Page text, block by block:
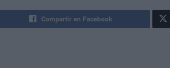
Compartir en Facebook